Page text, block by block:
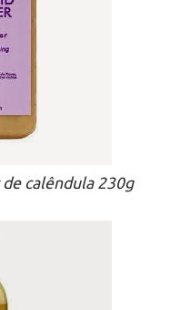
calêndula 230g